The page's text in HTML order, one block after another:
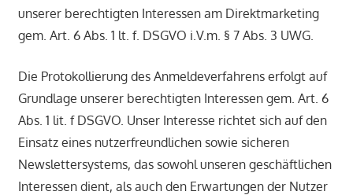
unserer berechtigten Interessen am Direktmarketing
gem. Art. 6 Abs. 1 lt. f. DSGVO i.V.m. § 7 Abs. 3 UWG.
Die Protokollierung des Anmeldeverfahrens erfolgt auf
Grundlage unserer berechtigten Interessen gem. Art. 6
Abs. 1 lit. f DSGVO. Unser Interesse richtet sich auf den
Einsatz eines nutzerfreundlichen sowie sicheren
Newslettersystems, das sowohl unseren geschäftlichen
Interessen dient, als auch den Erwartungen der Nutzer